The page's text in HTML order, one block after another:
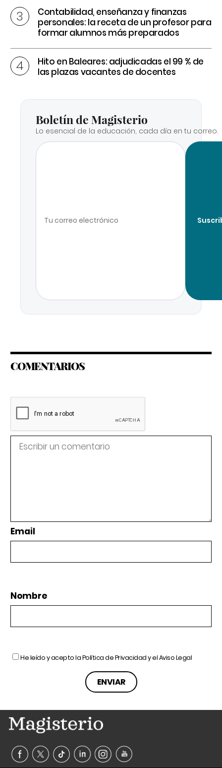
Contabilidad, enseñanza y finanzas
personales: la receta de un profesor para
formar alumnos más preparados
Hito en Baleares: adjudicadas el 99 % de
las plazas vacantes de docentes
Boletín de Magisterio
Lo esencial de la educación, cada día en tu correo.
COMENTARIOS
Email
Nombre
He leído y acepto laPolítica de Privacidady elAviso Legal